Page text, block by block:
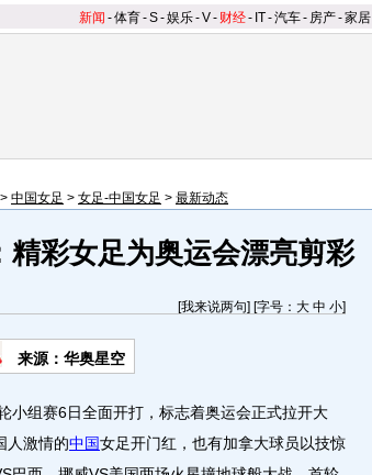
新闻 -体育-S-娱乐-V- 财经- IT-汽车- 房产-家居
> 中国女足 > 女足-中国女足 > 最新动态
彩女足为奥运会漂亮剪彩
[我来说两句] [字号： 大 中 小]
来源：华奥星空
组赛6日全面开打，标志着奥运会正式拉开大
人激情的中国女足开门红，也有加拿大球员以技惊